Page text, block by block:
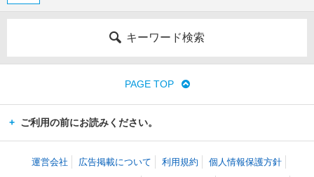
キーワード検索
PAGE TOP
ご利用の前にお読みください。
運営会社 広告掲載について 利用規約
個人情報保護方針